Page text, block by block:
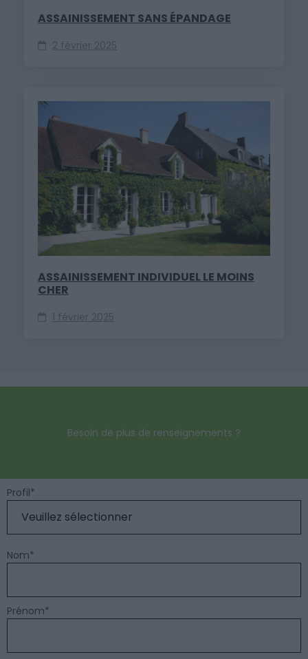
ASSAINISSEMENT SANS ÉPANDAGE
2 février 2025
ASSAINISSEMENT INDIVIDUEL LE MOINS
CHER
1 février 2025
Besoin de plus de renseignements ?
Profil*
Nom*
Prénom*